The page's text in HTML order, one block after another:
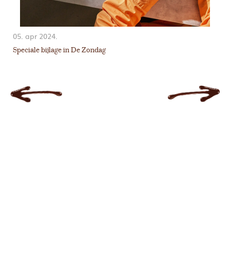
05. apr 2024.
Speciale bijlage in De Zondag